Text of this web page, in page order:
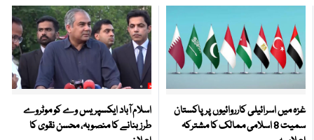
غزہ میں اسرائیلی کارروائیوں پر پاکستان
سمیت 8 اسلامی ممالک کا مشترکہ
اسلام آباد ایکسپریس وے کو موٹروے
طرز بنانے کا منصوبہ، محسن نقوی کا